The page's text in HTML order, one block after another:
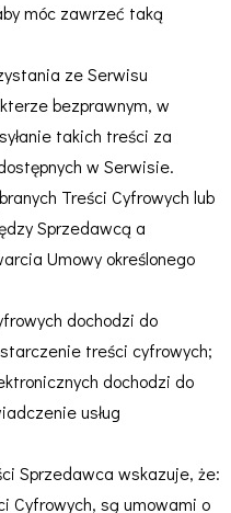
móc zawrzeć taką
ze Serwisu
bezprawnym, w
takich treści za
w Serwisie.
Treści Cyfrowych lub
Sprzedawcą a
Umowy określonego
dochodzi do
treści cyfrowych;
dochodzi do
usług
Sprzedawca wskazuje, że:
Cyfrowych, są umowami o